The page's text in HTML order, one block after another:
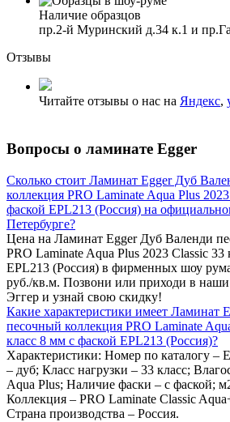
Наличие образцов
пр.2-й Муринский д.34 к.1 и
Отзывы
Читайте отзывы о нас на Яндекс,
Вопросы о ламинате Egger
Сколько стоит Ламинат Egger Дуб
коллекция PRO Laminate Aqua Plus
фаской EPL213 (Россия) на
Петербурге?
Цена на Ламинат Egger Дуб Валенди
PRO Laminate Aqua Plus 2023 Classic 33
EPL213 (Россия) в фирменных шоу
руб./кв.м. Позвони или приходи в
Эггер и узнай свою скидку!
Какие характеристики имеет Ламинат
песочный коллекция PRO Laminate
класс 8 мм с фаской EPL213 (Россия)?
Характеристики: Номер по каталогу –
– дуб; Класс нагрузки – 33 класс;
Aqua Plus; Наличие фаски – с фаской;
Коллекция – PRO Laminate Classic
Страна производства – Россия.